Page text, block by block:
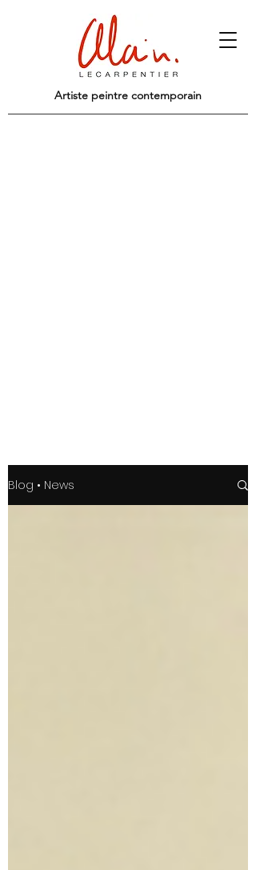
Artiste peintre contemporain
Blog • News